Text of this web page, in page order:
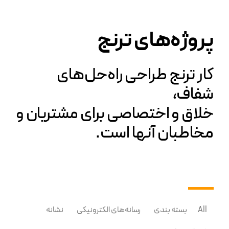
پروژه‌های ترنج
کار ترنج طراحی راه‌حل‌های
شفاف،
خلاق و اختصاصی برای مشتریان و
مخاطبان آنها است.
All بسته بندی رسانه‌های الکترونیکی
نشانه